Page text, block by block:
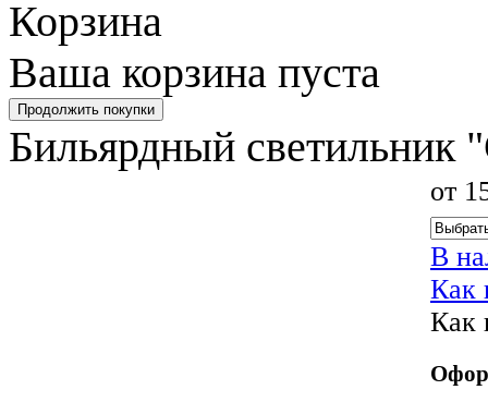
Корзина
Ваша корзина пуста
Бильярдный
от
В
Как
Как